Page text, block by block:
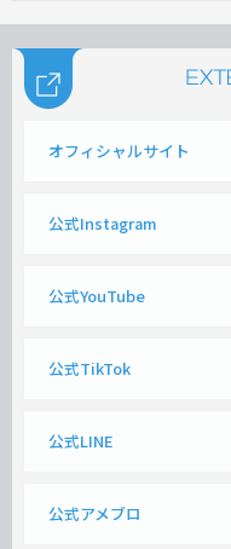
オフィシャルサイト
公式Instagram
公式YouTube
公式TikTok
公式LINE
公式アメブロ